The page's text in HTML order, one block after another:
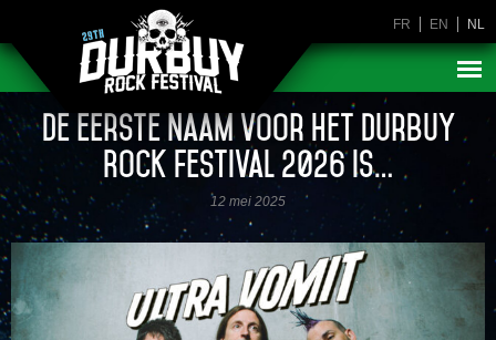
FR EN NL
De eerste naam voor het Durbuy
Rock Festival 2026 is…
12 mei 2025